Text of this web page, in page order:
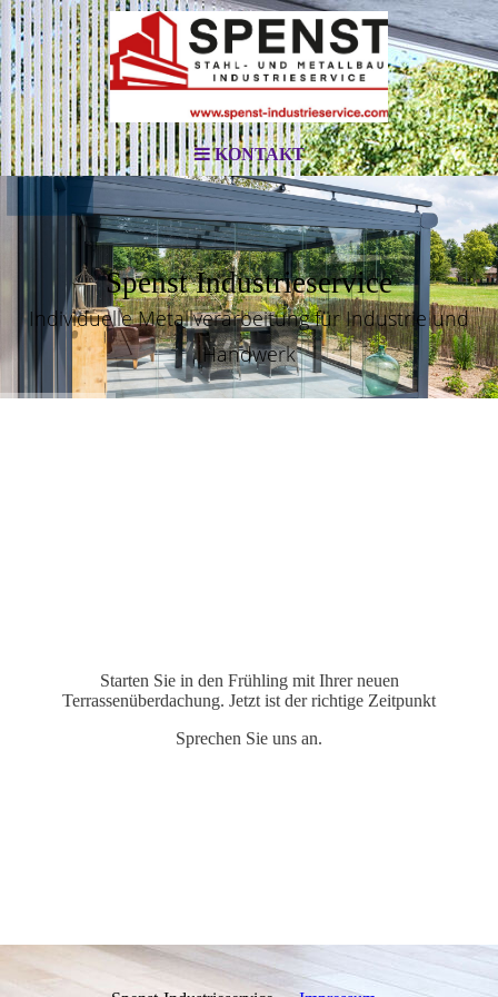
KONTAKT
Spenst Industrieservice
Individuelle Metallverarbeitung für Industrie und
Handwerk
Starten Sie in den Frühling mit Ihrer neuen
Terrassenüberdachung. Jetzt ist der richtige Zeitpunkt
Sprechen Sie uns an.